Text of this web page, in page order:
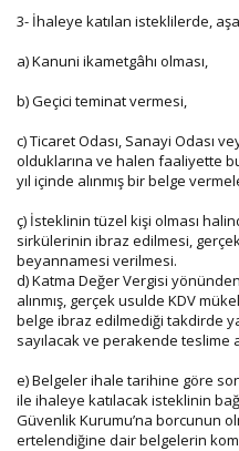
3- İhaleye katılan isteklilerde,
a) Kanuni ikametgâhı olması,
b) Geçici teminat vermesi,
c) Ticaret Odası, Sanayi Odası
olduklarına ve halen faaliyette
yıl içinde alınmış bir belge
ç) İsteklinin tüzel kişi olması
sirkülerinin ibraz edilmesi,
beyannamesi verilmesi.
d) Katma Değer Vergisi
alınmış, gerçek usulde KDV
belge ibraz edilmediği takdirde
sayılacak ve perakende teslime
e) Belgeler ihale tarihine göre
ile ihaleye katılacak isteklinin
Güvenlik Kurumu’na borcunun
ertelendiğine dair belgelerin